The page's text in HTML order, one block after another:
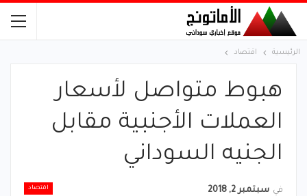
الرئيسية اقتصاد
هبوط متواصل لأسعار
العملات الأجنبية مقابل
الجنيه السوداني
اقتصاد في سبتمبر 2, 2018